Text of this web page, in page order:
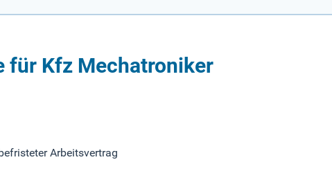
für Kfz Mechatroniker
Arbeitsvertrag